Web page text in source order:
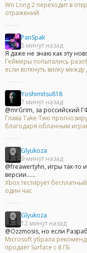
Wo Long 2 переходит в
отражений
PanSpak
5 минут назад
Я даже не знаю как эту
Геймеры попытались
если воткнуть вилку
Yoshimitsu818
7 минут назад
@mrGrim, за российский
Глава Take-Two
благодаря облачным
Glyukoza
9 минут назад
@freawertyhn, игры так-то
версии......
Xbox тестирует
один час
Glyukoza
12 минут назад
@Ozzmosis, но если
Microsoft убрала
продаёт Surface с 8 ГБ